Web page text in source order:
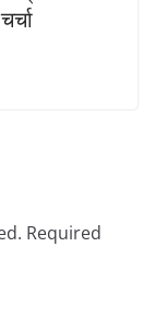
Required